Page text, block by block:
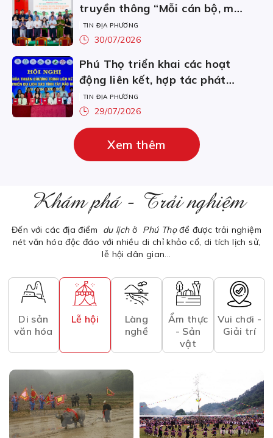
truyền thông “Mỗi cán bộ, mỗi
người dân là một đại sứ du
lịch” và ra mắt kênh truyền
thông số Amazing Long Cốc
TIN ĐỊA PHƯƠNG
30/07/2026
Phú Thọ triển khai các hoạt
động liên kết, hợp tác phát
triển du lịch các tỉnh Tây Bắc
mở rộng năm 2026
TIN ĐỊA PHƯƠNG
29/07/2026
Xem thêm
Khám phá - Trải nghiệm
Đến với các địa điểm du lịchở Phú Thọđể được trải nghiệm
nét văn hóa độc đáo với nhiều di chỉ khảo cổ, di tích lịch sử,
lễ hội dân gian...
Di sản
văn hóa
Lễ hội
Làng
nghề
Ẩm thực
- Sản
vật
Vui chơi -
Giải trí